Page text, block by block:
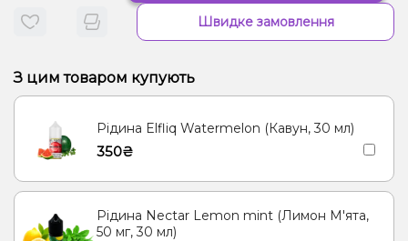
Швидке замовлення
З цим товаром купують
Рідина Elfliq Watermelon (Кавун, 30 мл)
350₴
Рідина Nectar Lemon mint (Лимон М'ята,
50 мг, 30 мл)